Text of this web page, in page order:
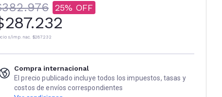
25
s/imp. nac. $287.232
Compra internacional
El precio publicado incluye todos los impuestos, tasas y
costos de envíos correspondientes